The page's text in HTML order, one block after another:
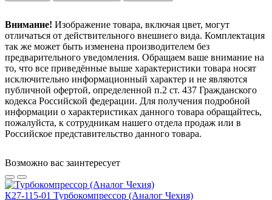
Внимание! Изображение товара, включая цвет, могут
отличаться от действительного внешнего вида. Комплектация
так же может быть изменена производителем без
предварительного уведомления. Обращаем ваше внимание на
то, что все приведённые выше характеристики товара носят
исключительно информационный характер и не являются
публичной офертой, определенной п.2 ст. 437 Гражданского
кодекса Российской федерации. Для получения подробной
информации о характеристиках данного товара обращайтесь,
пожалуйста, к сотрудникам нашего отдела продаж или в
Российское представительство данного товара.
Возможно вас заинтересует
К27-115-01 Турбокомпрессор (Аналог Чехия)